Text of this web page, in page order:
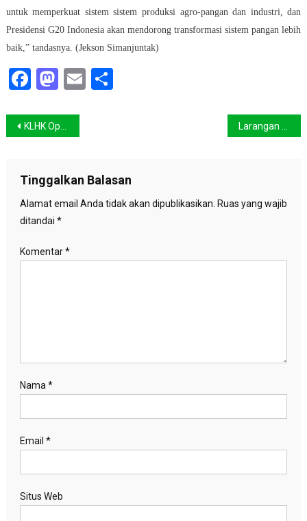
untuk memperkuat sistem sistem produksi agro-pangan dan industri, dan
Presidensi G20 Indonesia akan mendorong transformasi sistem pangan lebih
baik,” tandasnya. (Jekson Simanjuntak)
Facebook
Mastodon
EmailShare
Navigasi
KLHK Optimis Indonesia Net-Zero Emission di 2060 Atau Lebih Cepat
Tinggalkan Balasan
Alamat email Anda tidak akan dipublikasikan. Ruas yang wajib
ditandai *
Komentar*
Nama *
Email *
Situs Web